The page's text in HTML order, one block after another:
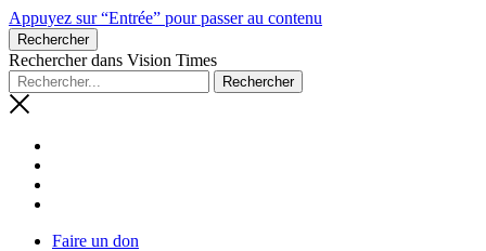
Appuyez sur “Entrée” pour passer au contenu
Rechercher
Rechercher dans Vision Times
Faire un don